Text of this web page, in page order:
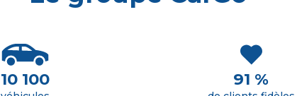
10 100 91 %